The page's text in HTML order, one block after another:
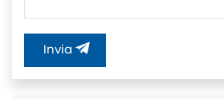
Invia